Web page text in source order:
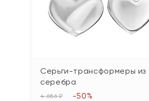
Серьги-трансформеры из
серебра
4 686 ₽ -50%